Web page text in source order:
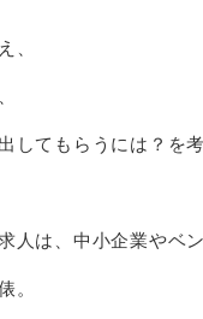
、
してもらうには？を考
人は、中小企業やベン
。